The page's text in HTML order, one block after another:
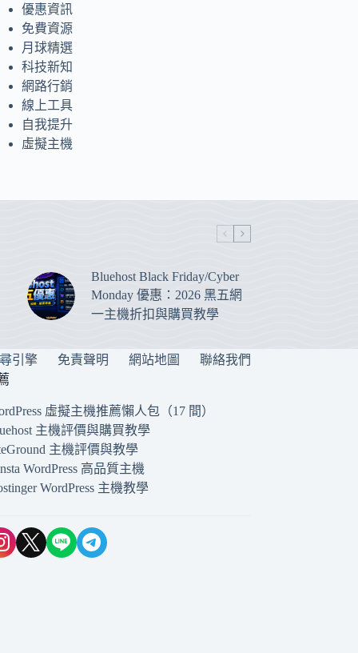
優惠資訊
免費資源
月球精選
科技新知
網路行銷
線上工具
自我提升
虛擬主機
Bluehost Black Friday/Cyber
Monday 優惠：2026 黑五網
一主機折扣與購買教學
引擎 免責聲明 網站地圖 聯絡我們
虛擬主機推薦懶人包（17 間）
主機評價與購買教學
主機評價與教學
WordPress 高品質主機
WordPress 主機教學